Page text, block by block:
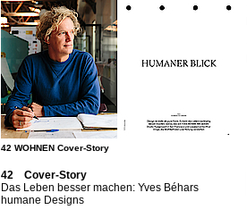
42 WOHNEN Cover-Story
42 Cover-Story
Das Leben besser machen: Yves Béhars
humane Designs